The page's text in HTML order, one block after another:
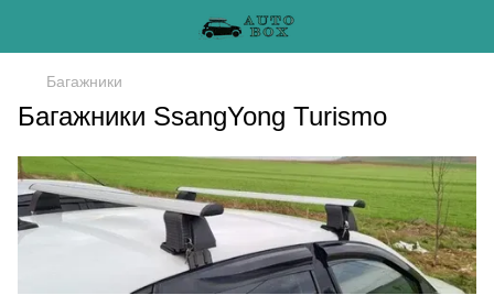
Багажники
Багажники SsangYong Turismo